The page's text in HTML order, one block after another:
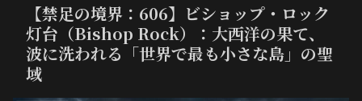
【禁足の境界：606】ビショップ・ロック
灯台（Bishop Rock）：大西洋の果て、
波に洗われる「世界で最も小さな島」の聖
域